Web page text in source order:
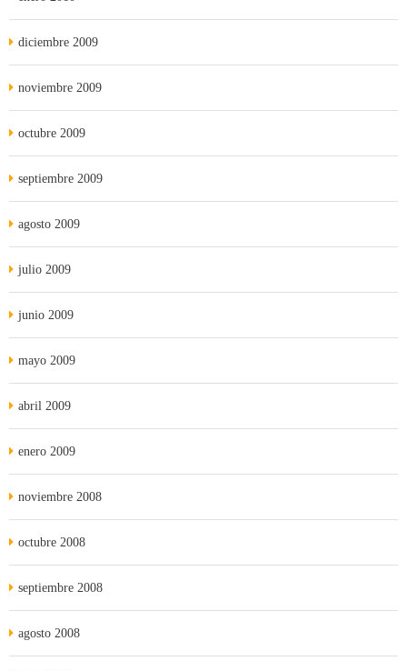
diciembre 2009
noviembre 2009
octubre 2009
septiembre 2009
agosto 2009
julio 2009
junio 2009
mayo 2009
abril 2009
enero 2009
noviembre 2008
octubre 2008
septiembre 2008
agosto 2008